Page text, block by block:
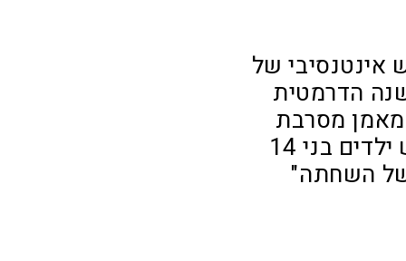
אינטנסיבי של
הדרמטית
מסרבת
להתרומם, ומדבר על הבעיות בכדורגל הישראלי: "היום יש ילדים בני 14
של השחתה"